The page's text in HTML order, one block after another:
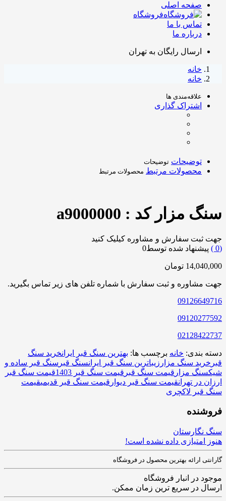
صفحه اصلی
فروشگاه
تماس با ما
درباره ما
ارسال رایگان به تهران
خانه
خانه
علاقه‌مندی ها
اشتراک گذاری
توضیحات توضیحات
محصولات مرتبط محصولات مرتبط
سنگ مزار کد : a9000000
جهت ثبت سفارش و مشاوره کیلیک کنید
0
) پیشنهاد شده توسط0
14,040,000 تومان
جهت مشاوره و ثبت سفارش با شماره تلفن های زیر تماس بگیرید.
09126649716
09120277592
02128422737
دسته بندی: خانه برچسب ها: بهترین سنگ قبر ایرانخرید سنگ
قبر خرید سنگ مزار زیباترین سنگ قبر ایرانسنگ قبر سنگ قبر ساده و
شیکسنگ مزار قیمت سنگ قبر قیمت سنگ قبر 1403
قیمت سنگ قبر
ارزان در تهرانقیمت سنگ قبر دیوار قیمت سنگ قبر قدیمیقیمت
سنگ قبر لاکچری
فروشنده
سنگ نگارستان
هنوز امتیازی داده نشده است!
گارانتی ارائه بهترین محصول در فروشگاه
موجود در انبار فروشگاه
ارسال در سریع ترین زمان ممکن.